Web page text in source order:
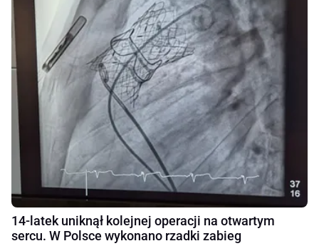
14-latek uniknął kolejnej operacji na otwartym
sercu. W Polsce wykonano rzadki zabieg